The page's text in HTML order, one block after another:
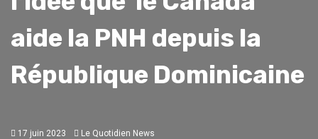
aide la PNH depuis la
République Dominicaine
17 juin 2023 Le Quotidien News